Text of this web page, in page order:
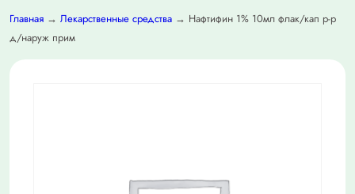
Главная → Лекарственные средства → Нафтифин 1% 10мл флак/кап р-р
д/наруж прим